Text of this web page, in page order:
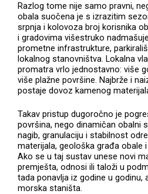
Razlog tome nije samo pravni,
obala suočena je s izrazitim
srpnja i kolovoza broj korisnika
i gradovima višestruko
prometne infrastrukture,
lokalnog stanovništva. Lokalna
promatra vrlo jednostavno: više
više plažne površine. Najbrže i
postaje dovoz kamenog
Takav pristup dugoročno je
površina, nego dinamičan obalni
nagib, granulaciju i stabilnost
materijala, geološka građa obale
Ako se u taj sustav unese novi
premješta, odnosi ili taloži u
tada ponavlja iz godine u godinu,
morska staništa.